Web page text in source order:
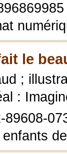
le
;
:
89608-